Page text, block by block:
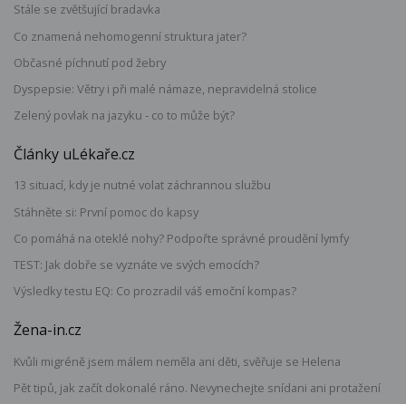
Stále se zvětšující bradavka
Co znamená nehomogenní struktura jater?
Občasné píchnutí pod žebry
Dyspepsie: Větry i při malé námaze, nepravidelná stolice
Zelený povlak na jazyku - co to může být?
Články uLékaře.cz
13 situací, kdy je nutné volat záchrannou službu
Stáhněte si: První pomoc do kapsy
Co pomáhá na oteklé nohy? Podpořte správné proudění lymfy
TEST: Jak dobře se vyznáte ve svých emocích?
Výsledky testu EQ: Co prozradil váš emoční kompas?
Žena-in.cz
Kvůli migréně jsem málem neměla ani děti, svěřuje se Helena
Pět tipů, jak začít dokonalé ráno. Nevynechejte snídani ani protažení